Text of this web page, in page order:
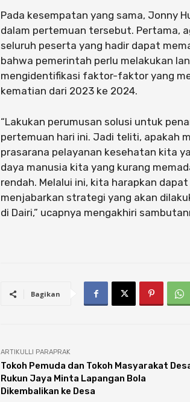
Pada kesempatan yang sama, Jonny
dalam pertemuan tersebut. Pertama,
seluruh peserta yang hadir dapat
bahwa pemerintah perlu melakukan
mengidentifikasi faktor-faktor yang
kematian dari 2023 ke 2024.
“Lakukan perumusan solusi untuk
pertemuan hari ini. Jadi teliti, apakah
prasarana pelayanan kesehatan kita
daya manusia kita yang kurang
rendah. Melalui ini, kita harapkan
menjabarkan strategi yang akan
di Dairi,” ucapnya mengakhiri
Bagikan
ARTIKULLI PARAPRAK
Tokoh Pemuda dan Tokoh Masyarakat
Rukun Jaya Minta Lapangan Bola
Dikembalikan ke Desa